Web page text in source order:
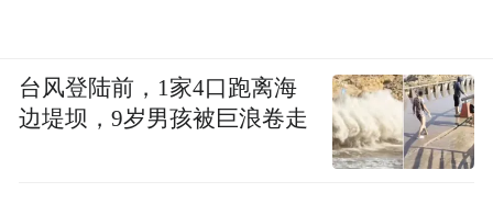
台风登陆前，1家4口跑离海
边堤坝，9岁男孩被巨浪卷走